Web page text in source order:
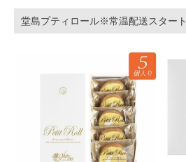
堂島プティロール※常温配送スタート